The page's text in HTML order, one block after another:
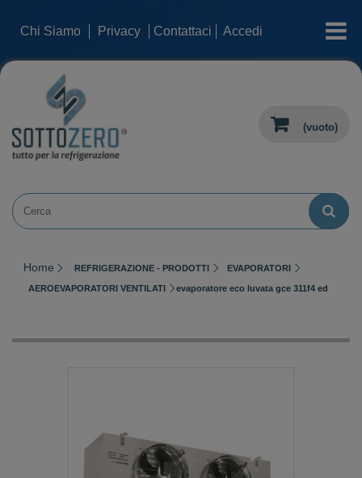
Chi Siamo Privacy Contattaci Accedi categorie
(vuoto)
Home REFRIGERAZIONE - PRODOTTI EVAPORATORI
AEROEVAPORATORI VENTILATI evaporatore eco luvata gce 311f4 ed